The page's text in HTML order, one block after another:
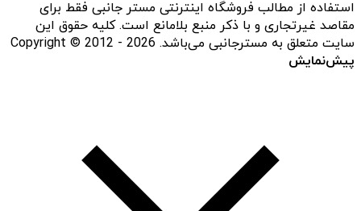
استفاده از مطالب فروشگاه اینترنتی مستر جانبی فقط برای
مقاصد غیرتجاری و با ذکر منبع بلامانع است. کلیه حقوق این
سایت متعلق به مسترجانبی می‌باشد. Copyright © 2012 - 2026
پیش‌نمایش